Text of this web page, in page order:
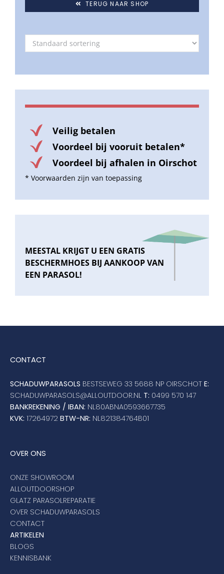
TERUG NAAR SHOP
Veilig betalen
Voordeel bij vooruit betalen*
Voordeel bij afhalen in Oirschot
* Voorwaarden zijn van toepassing
MEESTAL KRIJGT U EEN GRATIS
BESCHERMHOES BIJ AANKOOP VAN
EEN PARASOL!
CONTACT
SCHADUWPARASOLS BESTSEWEG 33 5688 NP OIRSCHOT E:
SCHADUWPARASOLS@ALLOUTDOOR.NL T: 0499 570 147
BANKREKENING / IBAN: NL80ABNA0593667735
KVK: 17264972 BTW-NR: NL821384764B01
OVER ONS
ONZE SHOWROOM
ALLOUTDOORSHOP
GLATZ PARASOLREPARATIE
OVER SCHADUWPARASOLS
CONTACT
ARTIKELEN
BLOGS
KENNISBANK